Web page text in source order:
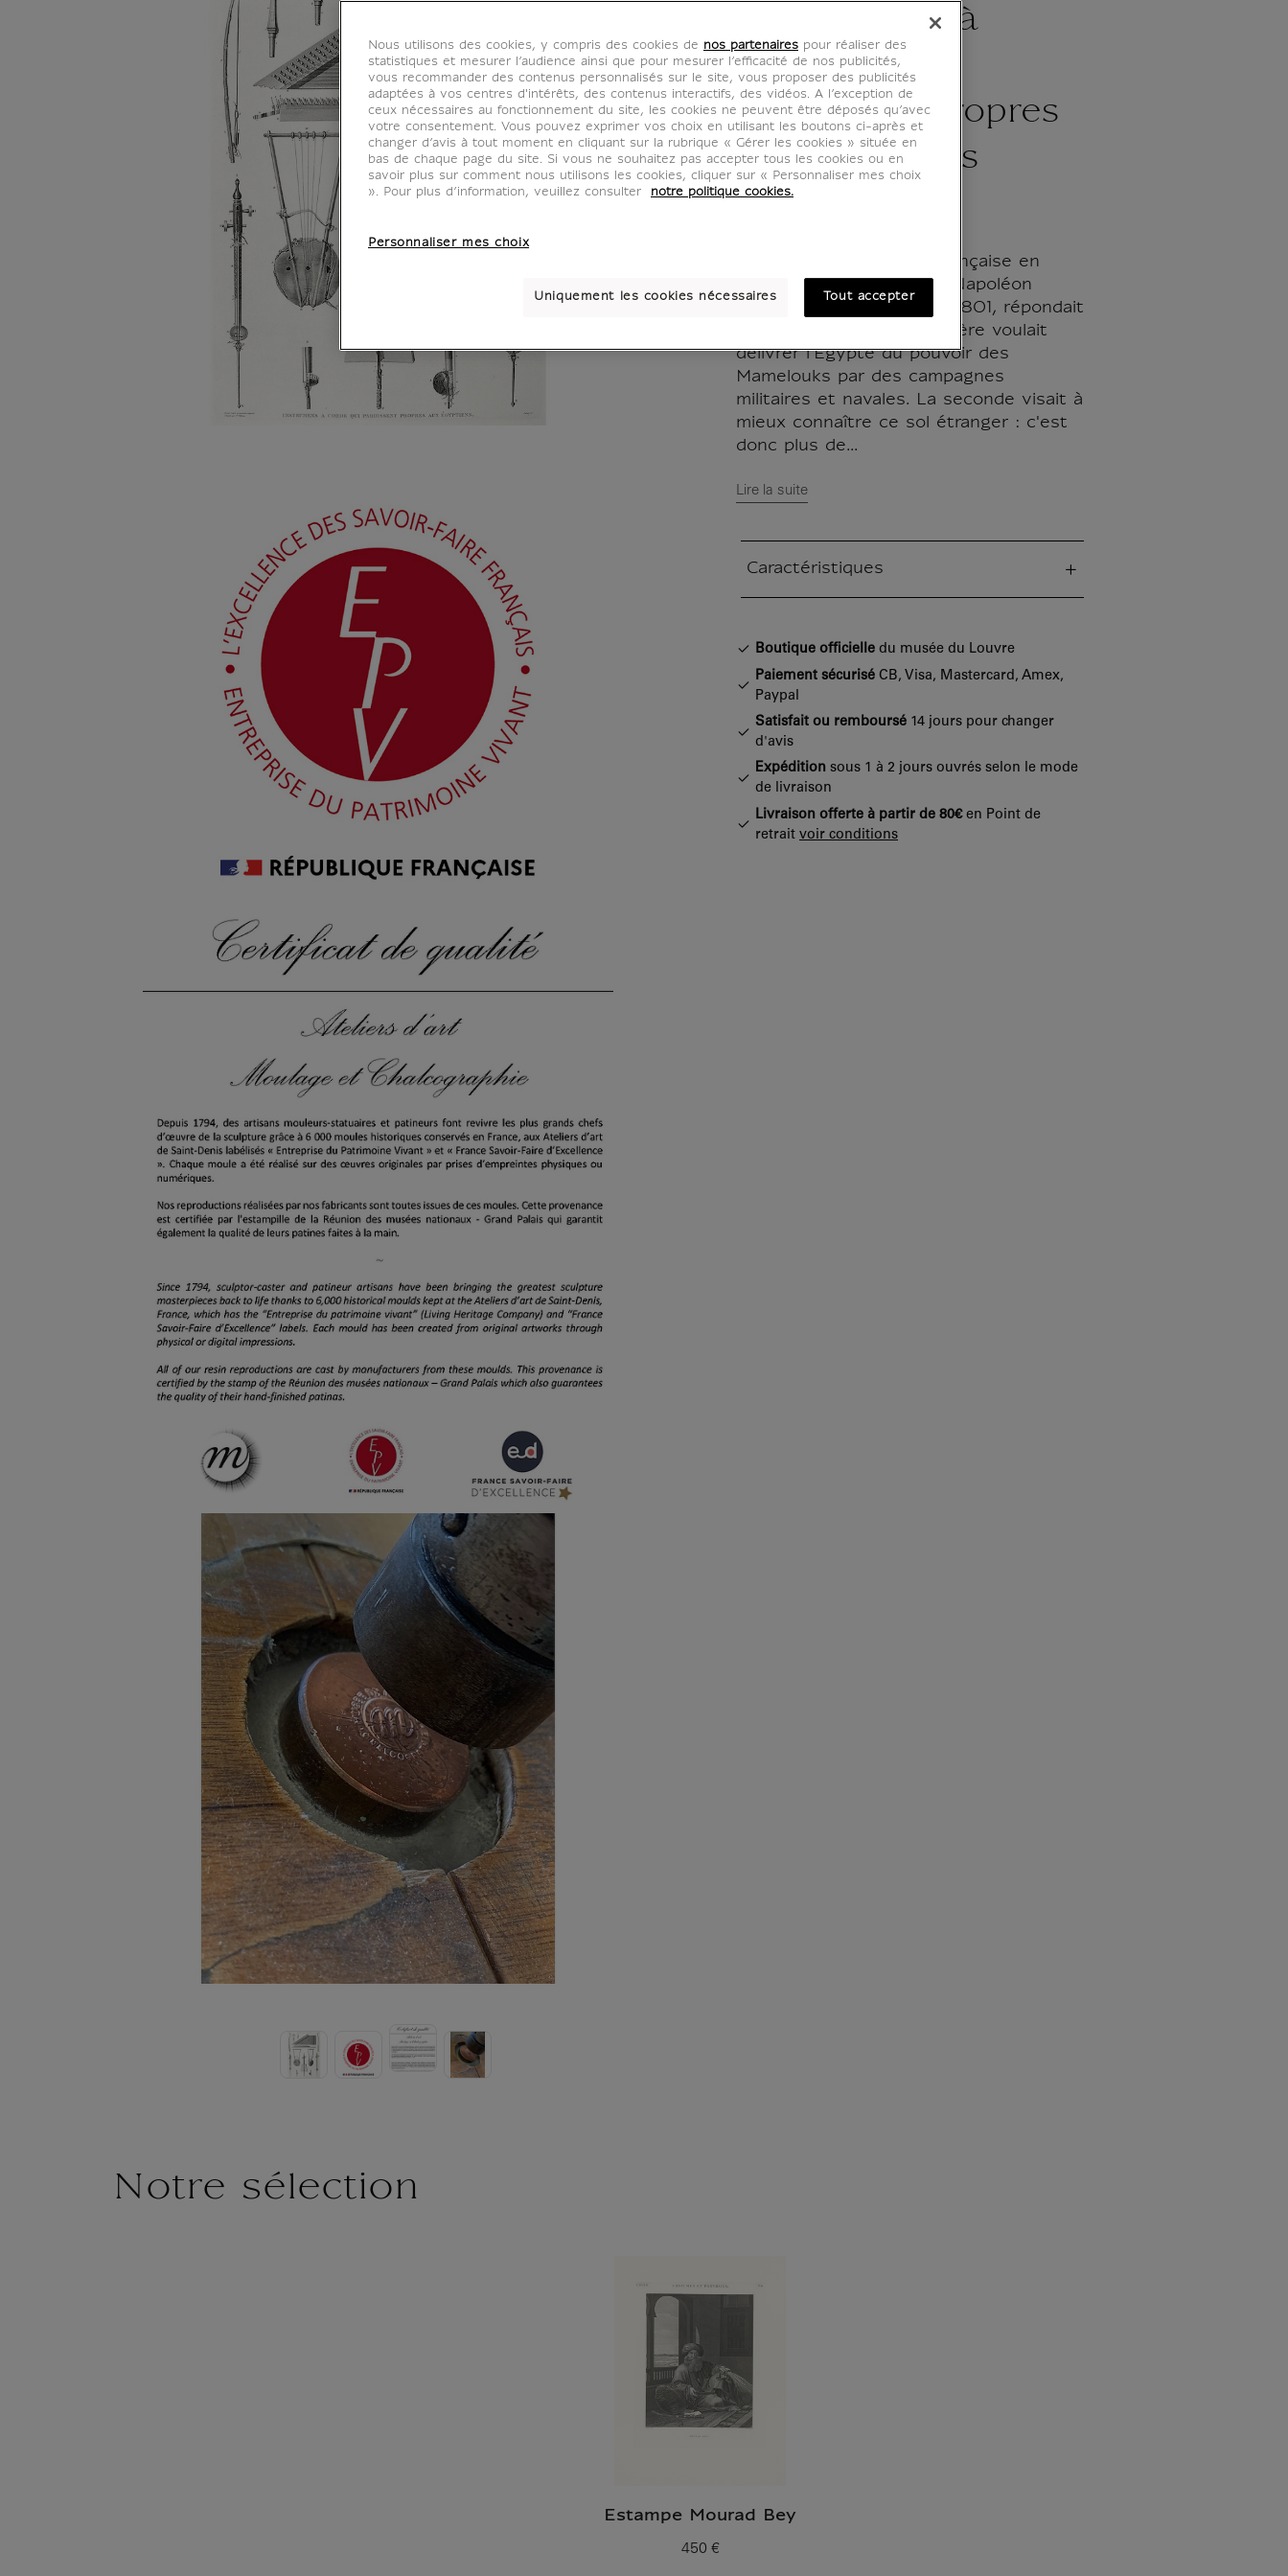
Instruments à
cordes qui
paraissent propres
aux égyptiens
KM005099
L'expédition de l'armée française en
Egypte, commandée par Napoléon
Bonaparte entre 1798 et 1801, répondait
a deux volontés. La première voulait
délivrer l'Égypte du pouvoir des
Mamelouks par des campagnes
militaires et navales. La seconde visait à
mieux connaître ce sol étranger : c'est
donc plus de...
Lire la suite
Caractéristiques
Boutique officielle du musée du Louvre
Paiement sécurisé CB, Visa, Mastercard, Amex,
Paypal
Satisfait ou remboursé 14 jours pour changer
d'avis
Expédition sous 1 à 2 jours ouvrés selon le mode
de livraison
Livraison offerte à partir de 80€en Point de
retrait voir conditions
Notre sélection
Estampe Mourad Bey
Prix ​​actuel
450 €
Nous utilisons des cookies, y compris des cookies de nos partenaires pour réaliser des
statistiques et mesurer l’audience ainsi que pour mesurer l’efficacité de nos publicités,
vous recommander des contenus personnalisés sur le site, vous proposer des publicités
adaptées à vos centres d'intérêts, des contenus interactifs, des vidéos. A l’exception de
ceux nécessaires au fonctionnement du site, les cookies ne peuvent être déposés qu’avec
votre consentement. Vous pouvez exprimer vos choix en utilisant les boutons ci-après et
changer d’avis à tout moment en cliquant sur la rubrique « Gérer les cookies » située en
bas de chaque page du site. Si vous ne souhaitez pas accepter tous les cookies ou en
savoir plus sur comment nous utilisons les cookies, cliquer sur « Personnaliser mes choix
». Pour plus d’information, veuillez consulter
notre politique cookies.
Personnaliser mes choix
Uniquement les cookies nécessaires Tout accepter